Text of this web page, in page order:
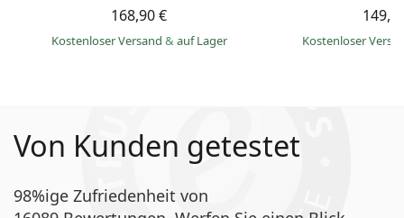
168,90 €
Kostenloser Versand & auf Lager Kostenloser
Von Kunden getestet
98%ige Zufriedenheit von